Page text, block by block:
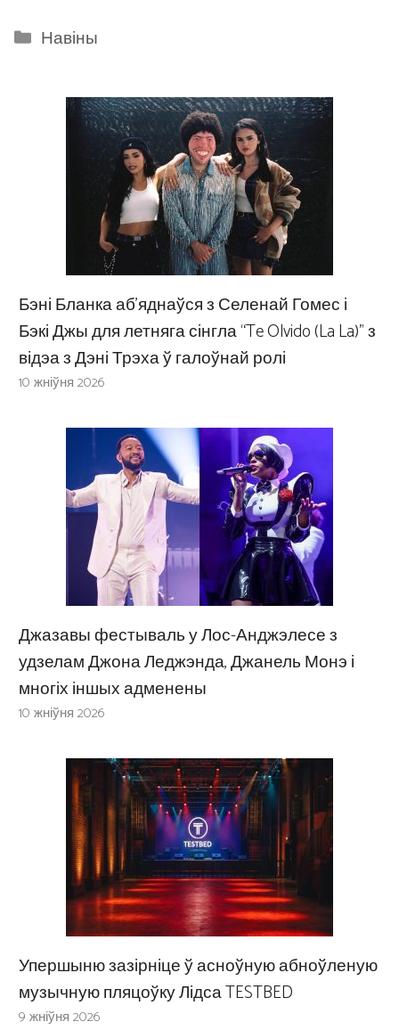
Categories
Навіны
Бэні Бланка аб’яднаўся з Селенай Гомес і
Бэкі Джы для летняга сінгла “Te Olvido (La La)” з
відэа з Дэні Трэха ў галоўнай ролі
10 жніўня 2026
Джазавы фестываль у Лос-Анджэлесе з
удзелам Джона Леджэнда, Джанель Монэ і
многіх іншых адменены
10 жніўня 2026
Упершыню зазірніце ў асноўную абноўленую
музычную пляцоўку Лідса TESTBED
9 жніўня 2026